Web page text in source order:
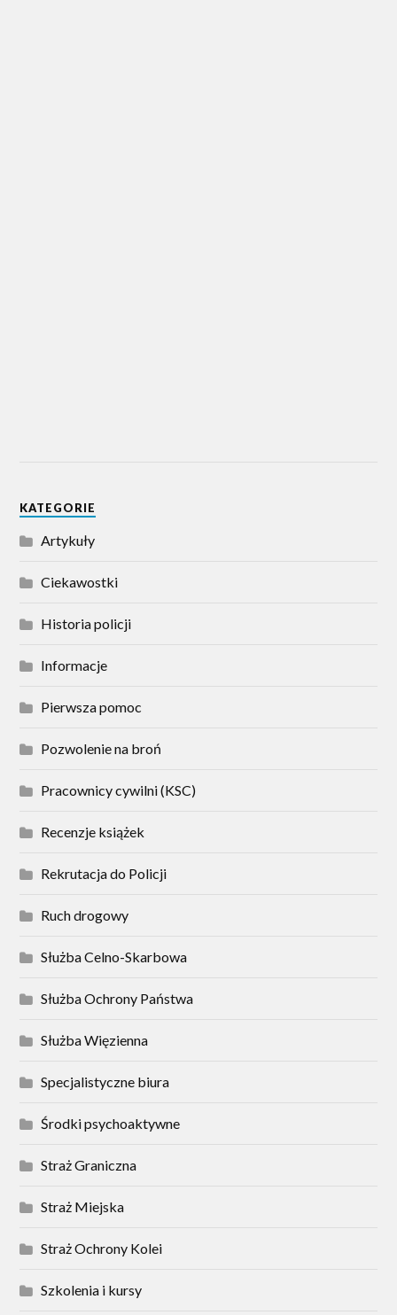
KATEGORIE
Artykuły
Ciekawostki
Historia policji
Informacje
Pierwsza pomoc
Pozwolenie na broń
Pracownicy cywilni (KSC)
Recenzje książek
Rekrutacja do Policji
Ruch drogowy
Służba Celno-Skarbowa
Służba Ochrony Państwa
Służba Więzienna
Specjalistyczne biura
Środki psychoaktywne
Straż Graniczna
Straż Miejska
Straż Ochrony Kolei
Szkolenia i kursy